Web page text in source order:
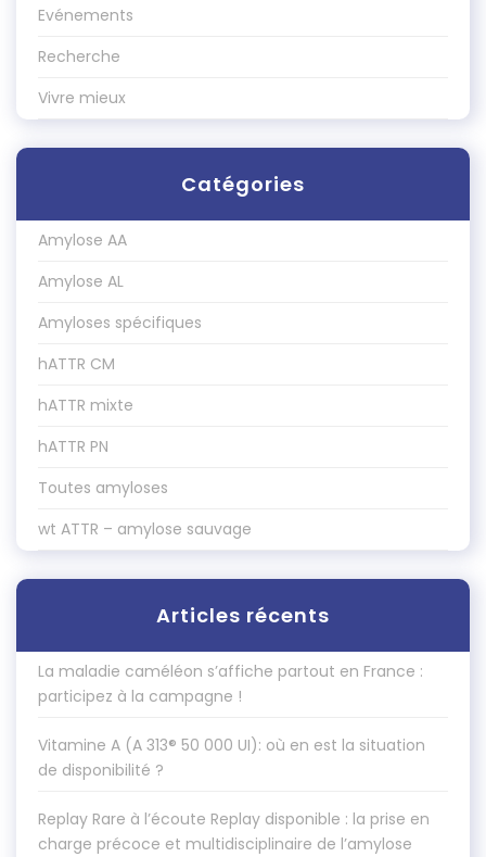
Evénements
Recherche
Vivre mieux
Catégories
Amylose AA
Amylose AL
Amyloses spécifiques
hATTR CM
hATTR mixte
hATTR PN
Toutes amyloses
wt ATTR – amylose sauvage
Articles récents
La maladie caméléon s’affiche partout en France :
participez à la campagne !
Vitamine A (A 313® 50 000 UI): où en est la situation
de disponibilité ?
Replay Rare à l’écoute Replay disponible : la prise en
charge précoce et multidisciplinaire de l’amylose